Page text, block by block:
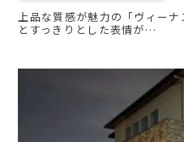
上品な質感が魅力の「ヴィー
とすっきりとした表情が…